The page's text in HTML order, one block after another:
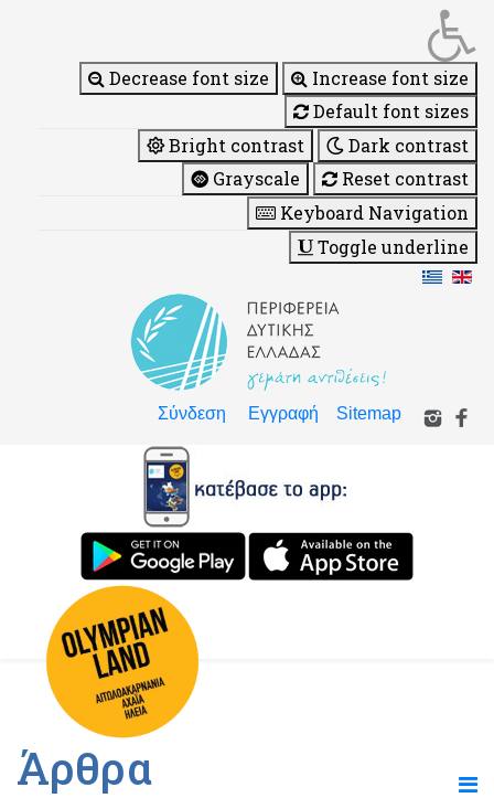
Decrease font size
Increase font size
Default font sizes
Bright contrast
Dark contrast
Grayscale
Reset contrast
Keyboard Navigation
Toggle underline
Σύνδεση Εγγραφή Sitemap
Άρθρα